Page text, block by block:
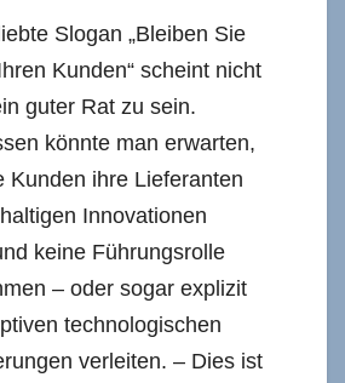
Slogan „Bleiben Sie
Kunden“ scheint nicht
guter Rat zu sein.
könnte man erwarten,
Kunden ihre Lieferanten
Innovationen
keine Führungsrolle
– oder sogar explizit
technologischen
verleiten. – Dies ist